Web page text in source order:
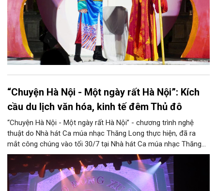
“Chuyện Hà Nội - Một ngày rất Hà Nội”: Kích
cầu du lịch văn hóa, kinh tế đêm Thủ đô
“Chuyện Hà Nội - Một ngày rất Hà Nội” - chương trình nghệ
thuật do Nhà hát Ca múa nhạc Thăng Long thực hiện, đã ra
mắt công chúng vào tối 30/7 tại Nhà hát Ca múa nhạc Thăng
Long (số 31 - 33 phố Lương Văn Can, phường Hoàn Kiếm).